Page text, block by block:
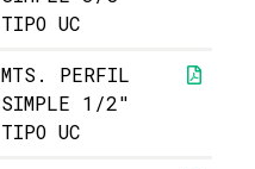
TIPO UC
MTS. PERFIL
SIMPLE 1/2"
TIPO UC